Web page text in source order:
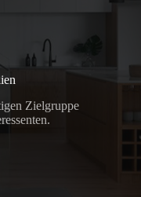
Zielgruppe